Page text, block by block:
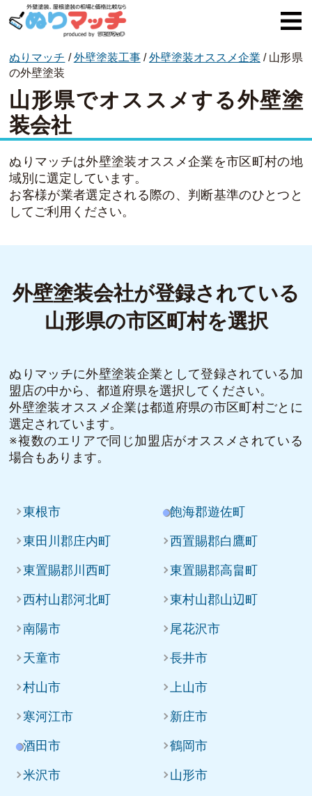
ぬりマッチとは
オススメ企業
費用と相場
外壁塗装
屋根塗装
ぬりマッチ /外壁塗装工事/外壁塗装オススメ企業 / 山形県
の外壁塗装
山形県でオススメする外壁塗
装会社
ぬりマッチは外壁塗装オススメ企業を市区町村の地
域別に選定しています。
お客様が業者選定される際の、判断基準のひとつと
してご利用ください。
外壁塗装会社が登録されている
山形県の市区町村を選択
ぬりマッチに外壁塗装企業として登録されている加
盟店の中から、都道府県を選択してください。
外壁塗装オススメ企業は都道府県の市区町村ごとに
選定されています。
※複数のエリアで同じ加盟店がオススメされている
場合もあります。
東根市 飽海郡遊佐町
東田川郡庄内町 西置賜郡白鷹町
東置賜郡川西町 東置賜郡高畠町
西村山郡河北町 東村山郡山辺町
南陽市 尾花沢市
天童市 長井市
村山市 上山市
寒河江市 新庄市
酒田市 鶴岡市
米沢市 山形市